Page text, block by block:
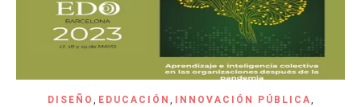
DISEÑO , EDUCACIÓN , INNOVACIÓN PÚBLICA,